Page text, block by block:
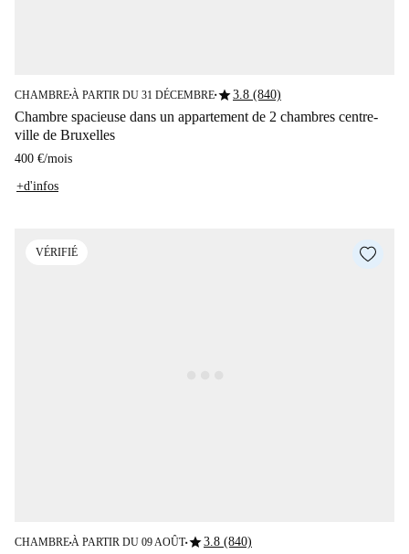
CHAMBRE■À PARTIR DU 31 DÉCEMBRE■star3.8 (840)
Chambre spacieuse dans un appartement de 2 chambres centre-
ville de Bruxelles
400 €/mois
+d'infos
VÉRIFIÉ
CHAMBRE■À PARTIR DU 09 AOÛT■star3.8 (840)